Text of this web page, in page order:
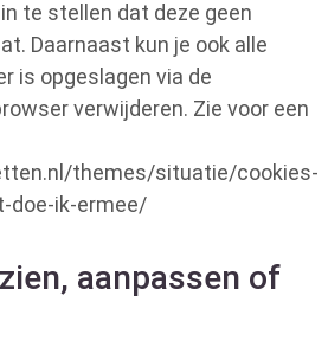
te stellen dat deze geen
Daarnaast kun je ook alle
is opgeslagen via de
verwijderen. Zie voor een
themes/situatie/cookies-
doe-ik-ermee/
aanpassen of